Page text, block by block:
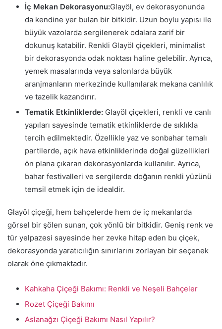
İç Mekan Dekorasyonu:Glayöl, ev dekorasyonunda
da kendine yer bulan bir bitkidir. Uzun boylu yapısı ile
büyük vazolarda sergilenerek odalara zarif bir
dokunuş katabilir. Renkli Glayöl çiçekleri, minimalist
bir dekorasyonda odak noktası haline gelebilir. Ayrıca,
yemek masalarında veya salonlarda büyük
aranjmanların merkezinde kullanılarak mekana canlılık
ve tazelik kazandırır.
Tematik Etkinliklerde: Glayöl çiçekleri, renkli ve canlı
yapıları sayesinde tematik etkinliklerde de sıklıkla
tercih edilmektedir. Özellikle yaz ve sonbahar temalı
partilerde, açık hava etkinliklerinde doğal güzellikleri
ön plana çıkaran dekorasyonlarda kullanılır. Ayrıca,
bahar festivalleri ve sergilerde doğanın renkli yüzünü
temsil etmek için de idealdir.
Glayöl çiçeği, hem bahçelerde hem de iç mekanlarda
görsel bir şölen sunan, çok yönlü bir bitkidir. Geniş renk ve
tür yelpazesi sayesinde her zevke hitap eden bu çiçek,
dekorasyonda yaratıcılığın sınırlarını zorlayan bir seçenek
olarak öne çıkmaktadır.
Kahkaha Çiçeği Bakımı: Renkli ve Neşeli Bahçeler
Rozet Çiçeği Bakımı
Aslanağzı Çiçeği Bakımı Nasıl Yapılır?